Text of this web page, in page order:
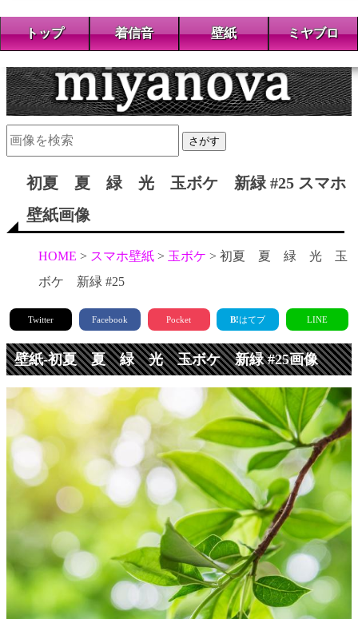
トップ 着信音 壁紙 ミヤブロ
さがす
初夏 夏 緑 光 玉ボケ 新緑 #25 スマホ
壁紙画像
HOME スマホ壁紙 玉ボケ
初夏 夏 緑 光 玉
ボケ 新緑 #25
Twitter Facebook Pocket B!はてブ LINE
壁紙-初夏 夏 緑 光 玉ボケ 新緑 #25画像